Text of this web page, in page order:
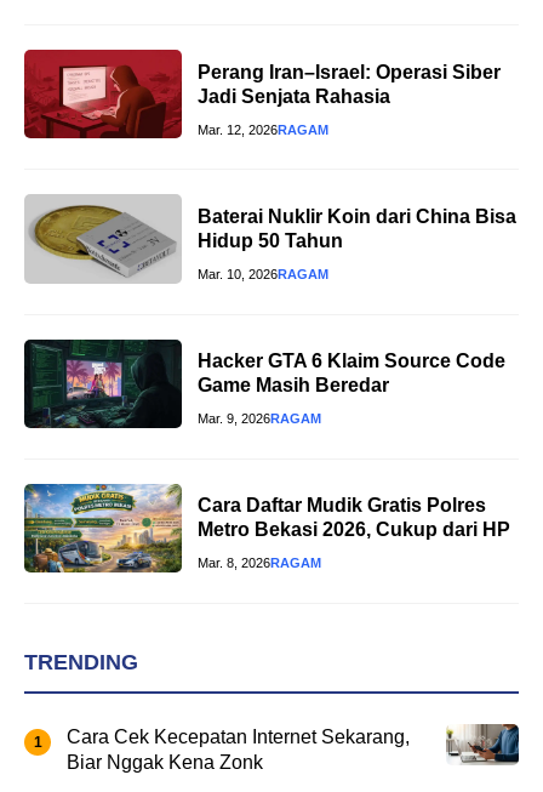
Perang Iran–Israel: Operasi Siber
Jadi Senjata Rahasia
Mar. 12, 2026RAGAM
Baterai Nuklir Koin dari China Bisa
Hidup 50 Tahun
Mar. 10, 2026RAGAM
Hacker GTA 6 Klaim Source Code
Game Masih Beredar
Mar. 9, 2026RAGAM
Cara Daftar Mudik Gratis Polres
Metro Bekasi 2026, Cukup dari HP
Mar. 8, 2026RAGAM
TRENDING
Cara Cek Kecepatan Internet Sekarang,
Biar Nggak Kena Zonk